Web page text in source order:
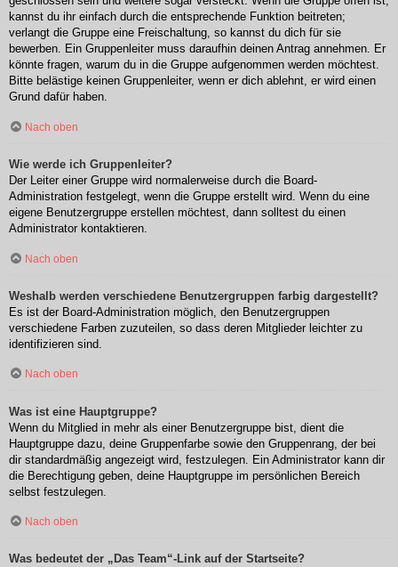
kannst du ihr einfach durch die entsprechende Funktion beitreten;
verlangt die Gruppe eine Freischaltung, so kannst du dich für sie
bewerben. Ein Gruppenleiter muss daraufhin deinen Antrag annehmen. Er
könnte fragen, warum du in die Gruppe aufgenommen werden möchtest.
Bitte belästige keinen Gruppenleiter, wenn er dich ablehnt, er wird einen
Grund dafür haben.
Nach oben
Wie werde ich Gruppenleiter?
Der Leiter einer Gruppe wird normalerweise durch die Board-
Administration festgelegt, wenn die Gruppe erstellt wird. Wenn du eine
eigene Benutzergruppe erstellen möchtest, dann solltest du einen
Administrator kontaktieren.
Nach oben
Weshalb werden verschiedene Benutzergruppen farbig dargestellt?
Es ist der Board-Administration möglich, den Benutzergruppen
verschiedene Farben zuzuteilen, so dass deren Mitglieder leichter zu
identifizieren sind.
Nach oben
Was ist eine Hauptgruppe?
Wenn du Mitglied in mehr als einer Benutzergruppe bist, dient die
Hauptgruppe dazu, deine Gruppenfarbe sowie den Gruppenrang, der bei
dir standardmäßig angezeigt wird, festzulegen. Ein Administrator kann dir
die Berechtigung geben, deine Hauptgruppe im persönlichen Bereich
selbst festzulegen.
Nach oben
Was bedeutet der „Das Team“-Link auf der Startseite?